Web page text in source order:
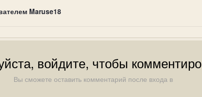
Maruse18
войдите, чтобы
Вы сможете оставить комментарий после входа в